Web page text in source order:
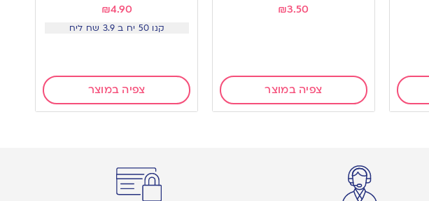
₪3.50
צפיה במוצר
₪4.90
קנו 50 יח ב 3.9 שח ליח
צפיה במוצר